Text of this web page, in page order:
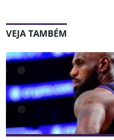
VEJA TAMBÉM